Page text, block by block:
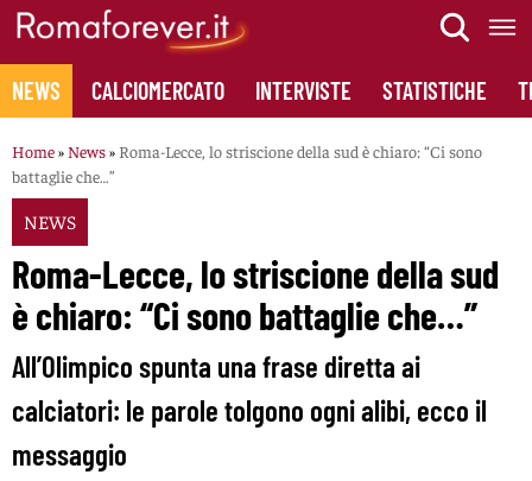
Skip
content
NEWS CALCIOMERCATO INTERVISTE STATISTICHE
Home» News» Roma-Lecce, lo striscione della sud è chiaro: “Ci sono
battaglie che…”
NEWS
Roma-Lecce, lo striscione della sud
è chiaro: “Ci sono battaglie che…”
All’Olimpico spunta una frase diretta ai
calciatori: le parole tolgono ogni alibi, ecco il
messaggio